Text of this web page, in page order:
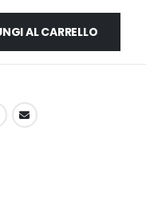
AL CARRELLO